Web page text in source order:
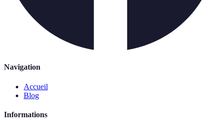
Navigation
Accueil
Blog
Informations